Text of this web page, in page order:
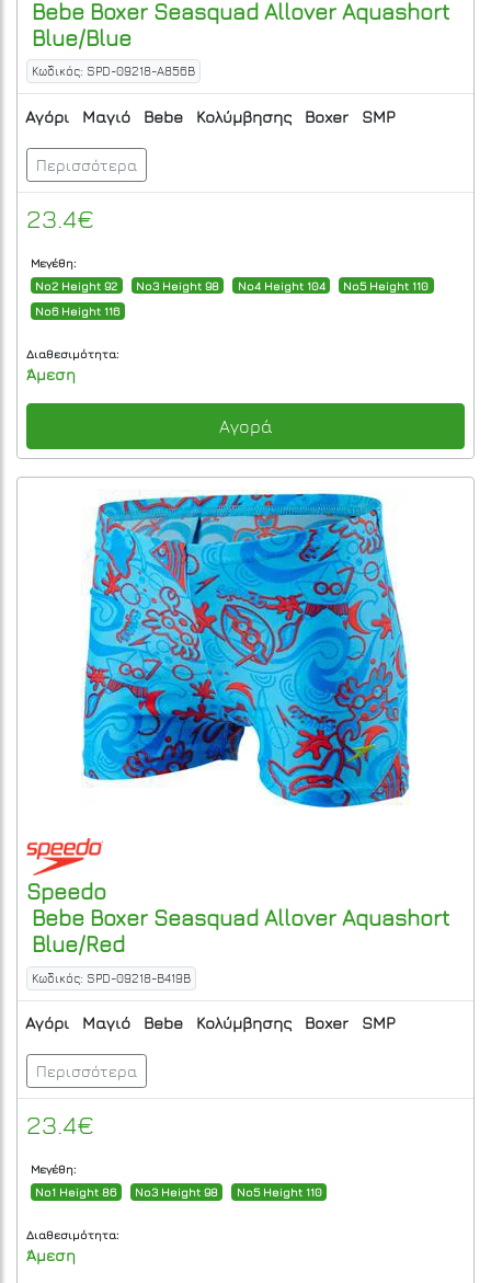
Bebe Boxer Seasquad Allover Aquashort
Blue/Blue
Κωδικός: SPD-09218-A856B
Αγόρι Μαγιό Bebe Κολύμβησης Boxer SMP
Περισσότερα
23.4€
Μεγέθη:
No2 Height 92
No3 Height 98 No4 Height 104
No5 Height 110
No6 Height 116
Διαθεσιμότητα:
Άμεση
Αγορά
Speedo
Bebe Boxer Seasquad Allover Aquashort
Blue/Red
Κωδικός: SPD-09218-B419B
Αγόρι Μαγιό Bebe Κολύμβησης Boxer SMP
Περισσότερα
23.4€
Μεγέθη:
No1 Height 86
No3 Height 98 No5 Height 110
Διαθεσιμότητα:
Άμεση